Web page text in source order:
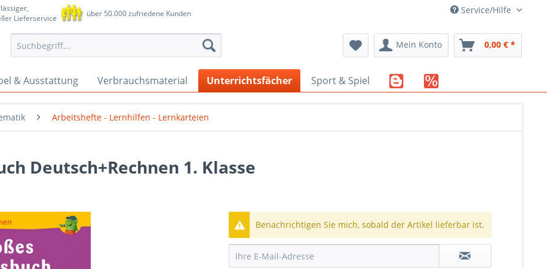
Lieferservice
über 50.000 zufriedene Kunden Service/Hilfe
Mein Konto 0,00 € *
& Ausstattung Verbrauchsmaterial Unterrichtsfächer Sport & Spiel
Arbeitshefte - Lernhilfen - Lernkarteien
Deutsch+Rechnen 1. Klasse
Benachrichtigen Sie mich, sobald der Artikel lieferbar ist.